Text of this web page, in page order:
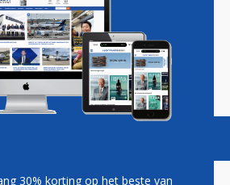
Podcasts Vacatures
30% korting op het beste van